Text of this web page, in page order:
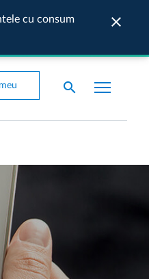
cu consum
close
search